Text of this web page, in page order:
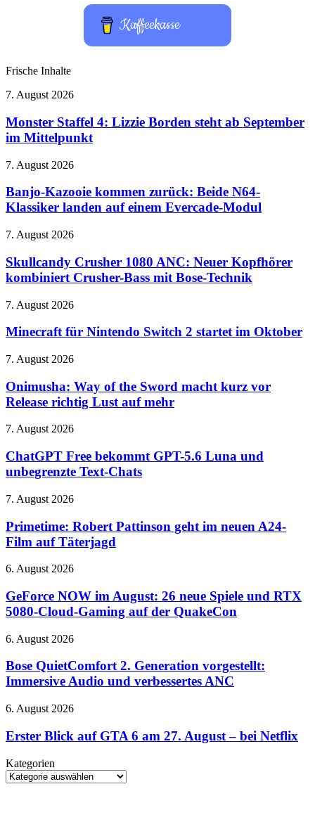
Kaffeekasse
Frische Inhalte
Monster
4:
Lizzie
Borden
ab
im
Mittelpunkt
7. August 2026
Monster Staffel 4: Lizzie Borden steht ab September
im Mittelpunkt
Banjo-
kommen
zurück:
Beide
Klassiker
auf
einem
Modul
7. August 2026
Banjo-Kazooie kommen zurück: Beide N64-
Klassiker landen auf einem Evercade-Modul
Skullcandy
1080
ANC:
Neuer
kombiniert
Bass
Bose-
7. August 2026
Skullcandy Crusher 1080 ANC: Neuer Kopfhörer
kombiniert Crusher-Bass mit Bose-Technik
Minecraft
Nintendo
2
startet
im
Oktober
7. August 2026
Minecraft für Nintendo Switch 2 startet im Oktober
Onimusha:
of
the
Sword
kurz
Release
richtig
auf
7. August 2026
Onimusha: Way of the Sword macht kurz vor
Release richtig Lust auf mehr
ChatGPT
bekommt
GPT-
5.6
und
Text-
Chats
7. August 2026
ChatGPT Free bekommt GPT-5.6 Luna und
unbegrenzte Text-Chats
Primetime:
Pattinson
geht
im
A24-
auf
Täterjagd
7. August 2026
Primetime: Robert Pattinson geht im neuen A24-
Film auf Täterjagd
GeForce
im
August:
26
Spiele
RTX
5080-
Gaming
der
QuakeCon
6. August 2026
GeForce NOW im August: 26 neue Spiele und RTX
5080-Cloud-Gaming auf der QuakeCon
Bose
2.
Generation
vorgestellt:
Audio
verbessertes
6. August 2026
Bose QuietComfort 2. Generation vorgestellt:
Immersive Audio und verbessertes ANC
Erster
auf
GTA
6
am
27.
6. August 2026
Erster Blick auf GTA 6 am 27. August – bei Netflix
Kategorien
Kategorien